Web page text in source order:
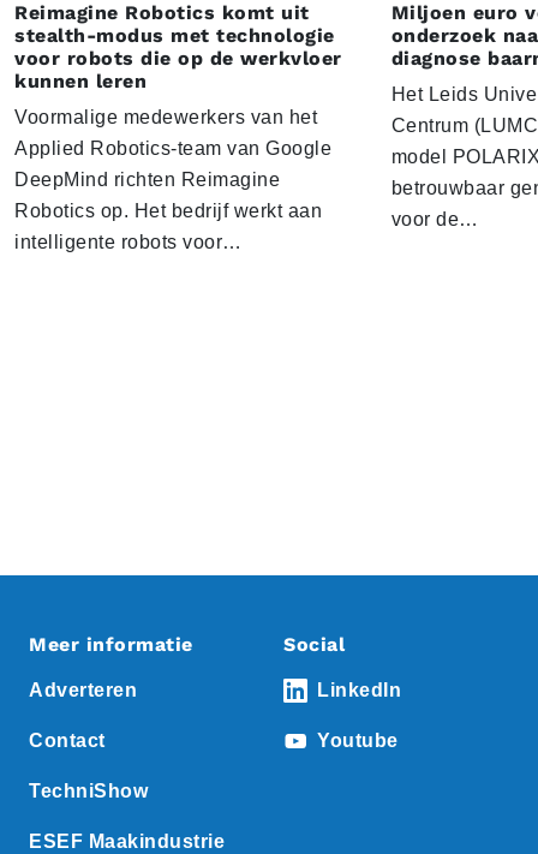
Reimagine Robotics komt uit
stealth-modus met technologie
voor robots die op de werkvloer
kunnen leren
Voormalige medewerkers van het
Applied Robotics-team van Google
DeepMind richten Reimagine
Robotics op. Het bedrijf werkt aan
intelligente robots voor…
Miljoen euro
onderzoek
diagnose
Het Leids
Centrum
model
betrouwbaar
voor de…
Meer informatie
Adverteren
Contact
TechniShow
ESEF Maakindustrie
Social
LinkedIn
Youtube